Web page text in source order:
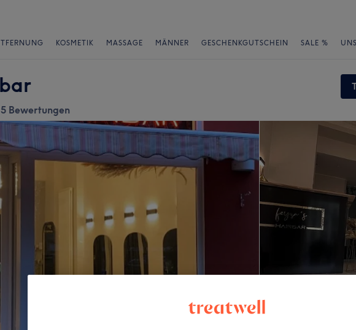
KOSMETIK MASSAGE MÄNNER GESCHENKGUTSCHEIN SALE %
Bewertungen